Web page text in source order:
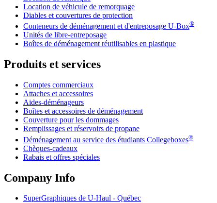
Location de véhicule de remorquage
Diables et couvertures de protection
Conteneurs de déménagement et d'entreposage U-Box®
Unités de libre-entreposage
Boîtes de déménagement réutilisables en plastique
Produits et services
Comptes commerciaux
Attaches et accessoires
Aides-déménageurs
Boîtes et accessoires de déménagement
Couverture pour les dommages
Remplissages et réservoirs de propane
Déménagement au service des étudiants Collegeboxes®
Chèques-cadeaux
Rabais et offres spéciales
Company Info
SuperGraphiques de U-Haul - Québec